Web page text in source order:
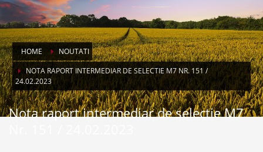
HOME
NOUTATI
NOTA RAPORT INTERMEDIAR DE SELECTIE M7 NR. 151 /
24.02.2023
Nota raport intermediar de selectie M7